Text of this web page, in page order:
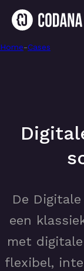
Home-Cases
-
Digitaal platform ter
De
een
met
flexibel,